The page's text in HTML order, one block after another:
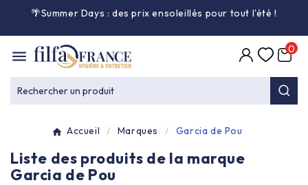
🌴Summer Days : des prix ensoleillés pour tout l'été!

Entretien général
Équipement & matériel 
Rechercher un produit
0
Accueil Marques Garcia de Pou
Liste des produits de la marque
Garcia de Pou